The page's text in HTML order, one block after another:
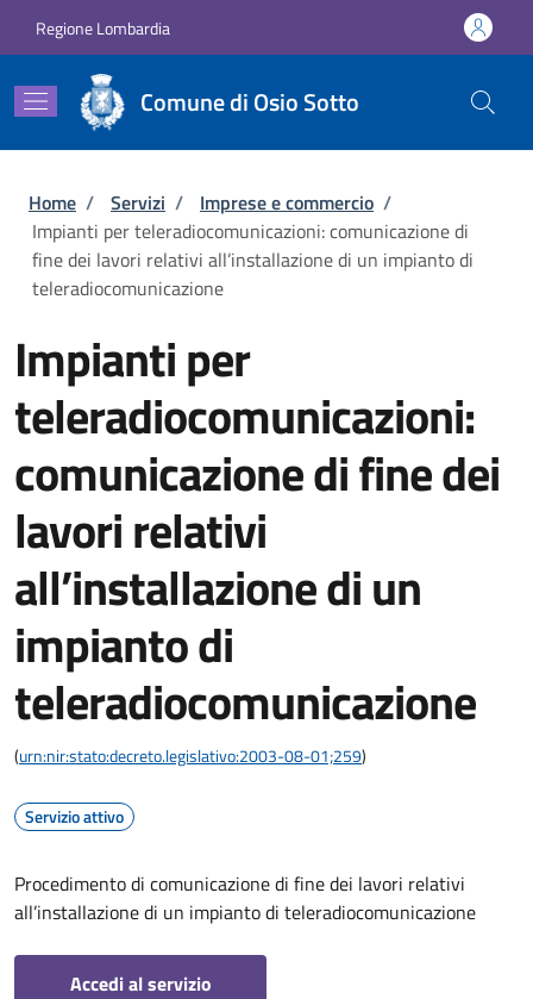
Regione Lombardia
Comune di Osio Sotto
Briciole di pane
Home / Servizi / Imprese e commercio /
Impianti per teleradiocomunicazioni: comunicazione di
fine dei lavori relativi all’installazione di un impianto di
teleradiocomunicazione
Impianti per
teleradiocomunicazioni:
comunicazione di fine dei
lavori relativi
all’installazione di un
impianto di
teleradiocomunicazione
(urn:nir:stato:decreto.legislativo:2003-08-01;259)
Servizio attivo
Procedimento di comunicazione di fine dei lavori relativi
all’installazione di un impianto di teleradiocomunicazione
Accedi al servizio